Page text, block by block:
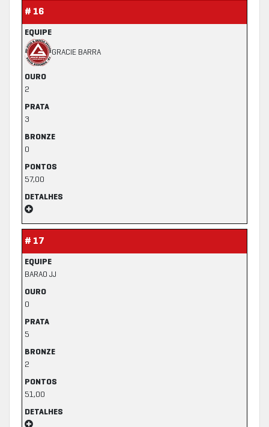
# 16
EQUIPE
GRACIE BARRA
OURO
2
PRATA
3
BRONZE
0
PONTOS
57,00
DETALHES
# 17
EQUIPE
BARAO JJ
OURO
0
PRATA
5
BRONZE
2
PONTOS
51,00
DETALHES